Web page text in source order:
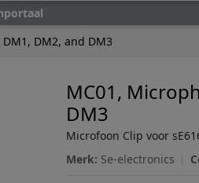
DM2, and DM3
MC01,
DM3
Microfoon Clip voor
Merk: Se-electronics